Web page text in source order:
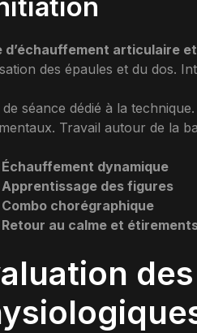
d’échauffement articulaire
des épaules et du dos.
séance dédié à la technique.
Travail autour de la
Échauffement dynamique
Apprentissage des figures
Combo chorégraphique
Retour au calme et